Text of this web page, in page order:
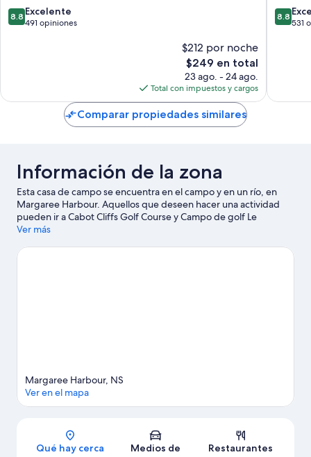
8.8
de
8.8 Excelente
491 opiniones
$212 por noche
El
precio
actual
es
de
$249
$249 en total
23 ago. - 24 ago.
Total con impuestos y cargos
8.8
de
8.8
531
Comparar propiedades similares
Información de la zona
Esta casa de campo se encuentra en el campo y en un río, en
Margaree Harbour. Aquellos que deseen hacer una actividad
pueden ir a Cabot Cliffs Golf Course y Campo de golf Le
Portage, mientras que quienes deseen conocer los puntos de
Careme y Centro cultural Les Trois Pignons. Las actividades como
Ver más
Sección del mapa
Margaree Harbour, NS
Ver en el mapa
Qué hay cerca
Medios de
Restaurantes